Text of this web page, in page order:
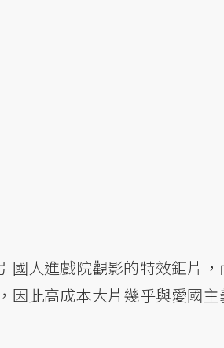
國人進戲院觀影的特效鉅片，
因此高成本大片幾乎與愛國主